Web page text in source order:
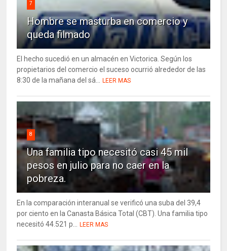
7
Hombre se masturba en comercio y
queda filmado
El hecho sucedió en un almacén en Victorica. Según los
propietarios del comercio el suceso ocurrió alrededor de las
8:30 de la mañana del sá...
LEER MAS
8
Una familia tipo necesitó casi 45 mil
pesos en julio para no caer en la
pobreza.
En la comparación interanual se verificó una suba del 39,4
por ciento en la Canasta Básica Total (CBT). Una familia tipo
necesitó 44.521 p...
LEER MAS